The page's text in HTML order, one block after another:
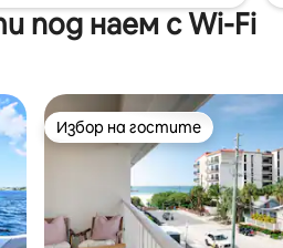
под наем с Wi-Fi
Избор на гостите
Избор на гостите